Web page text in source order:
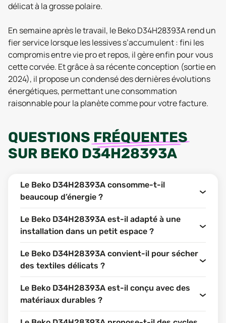
délicat à la grosse polaire.
En semaine après le travail, le Beko D34H28393A rend un
fier service lorsque les lessives s’accumulent : fini les
compromis entre vie pro et repos, il gère enfin pour vous
cette corvée. Et grâce à sa récente conception (sortie en
2024), il propose un condensé des dernières évolutions
énergétiques, permettant une consommation
raisonnable pour la planète comme pour votre facture.
QUESTIONS FRÉQUENTES
SUR BEKO D34H28393A
Le Beko D34H28393A consomme-t-il
beaucoup d’énergie ?
Le Beko D34H28393A est-il adapté à une
installation dans un petit espace ?
Le Beko D34H28393A convient-il pour sécher
des textiles délicats ?
Le Beko D34H28393A est-il conçu avec des
matériaux durables ?